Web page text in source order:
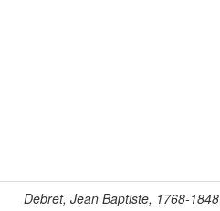
Debret, Jean Baptiste, 1768-1848